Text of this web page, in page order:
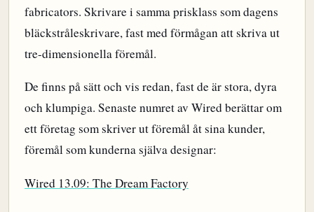
fabricators. Skrivare i samma prisklass som dagens
bläckstråleskrivare, fast med förmågan att skriva ut
tre-dimensionella föremål.
De finns på sätt och vis redan, fast de är stora, dyra
och klumpiga. Senaste numret av Wired berättar om
ett företag som skriver ut föremål åt sina kunder,
föremål som kunderna själva designar:
Wired 13.09: The Dream Factory